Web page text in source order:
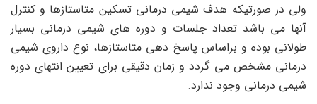
ولی در صورتیکه هدف شیمی درمانی تسکین متاستازها و کنترل
آنها می باشد تعداد جلسات و دوره های شیمی درمانی بسیار
طولانی بوده و براساس پاسخ دهی متاستازها، نوع داروی شیمی
درمانی مشخص می گردد و زمان دقیقی برای تعیین انتهای دوره
شیمی درمانی وجود ندارد.